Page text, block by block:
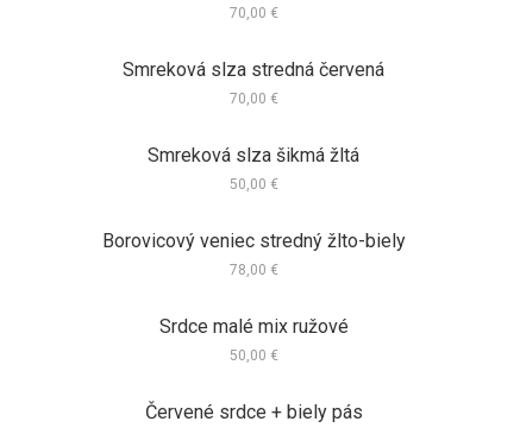
70,00 €
Smreková slza stredná červená
70,00 €
Smreková slza šikmá žltá
50,00 €
Borovicový veniec stredný žlto-biely
78,00 €
Srdce malé mix ružové
50,00 €
Červené srdce + biely pás